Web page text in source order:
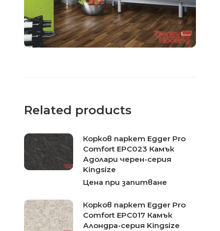
Related products
Корков паркет Egger Pro
Comfort EPC023 Камък
Адолари черен-серия
Kingsize
Цена при запитване
Корков паркет Egger Pro
Comfort EPC017 Камък
Алондра-серия Kingsize